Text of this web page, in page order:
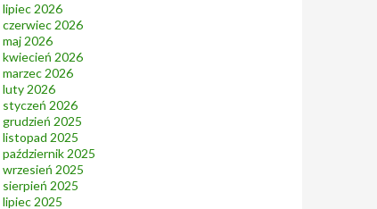
lipiec 2026
czerwiec 2026
maj 2026
kwiecień 2026
marzec 2026
luty 2026
styczeń 2026
grudzień 2025
listopad 2025
październik 2025
wrzesień 2025
sierpień 2025
lipiec 2025